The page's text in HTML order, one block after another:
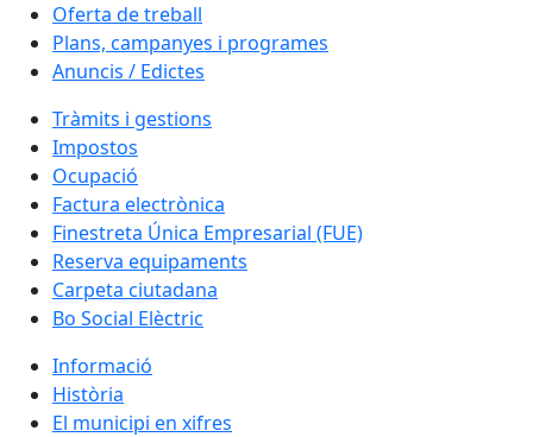
Oferta de treball
Plans, campanyes i programes
Anuncis / Edictes
Tràmits i gestions
Impostos
Ocupació
Factura electrònica
Finestreta Única Empresarial (FUE)
Reserva equipaments
Carpeta ciutadana
Bo Social Elèctric
Informació
Història
El municipi en xifres